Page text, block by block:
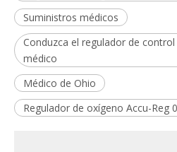
Suministros médicos
Conduzca el regulador de
médico
Médico de Ohio
Regulador de oxígeno Accu-Reg